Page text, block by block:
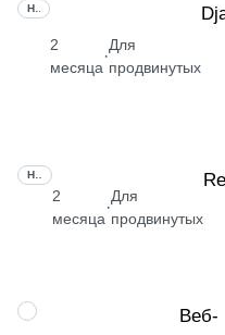
2
месяца
·
Для
продвинутых
2
месяца
·
Для
продвинутых
НАВЫК
Веб-